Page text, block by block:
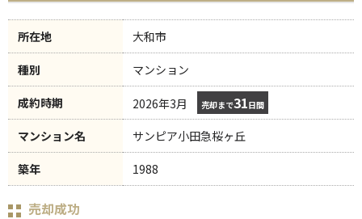
所在地 大和市
種別 マンション
成約時期 2026年3月 売却まで31日間
マンション名 サンピア小田急桜ヶ丘
築年 1988
売却成功